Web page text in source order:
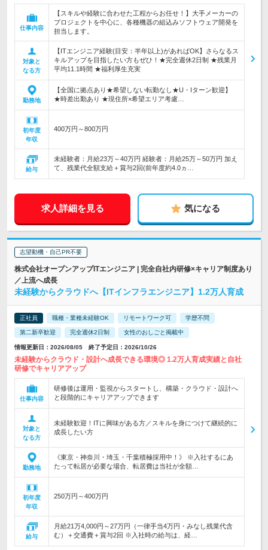
仕事内容
【スキルや経験に合わせた工程からお任せ！】大手メーカーの
プロジェクトを中心に、各種機器の組込みソフトウェア開発を
担当します。
対象と
なる方
【ITエンジニア経験(目安：半年以上)があればOK】さらなるス
キルアップを目指したい方もぜひ！★完全週休2日制 ★残業月
平均11.1時間 ★福利厚生充実
勤務地
【全国に拠点あり★希望しない転勤なし★U・Iターン歓迎】
★時差出勤あり ★現住所×希望エリア考慮…
初年度
年収
400万円～800万円
給与
未経験者：月給23万～40万円 経験者：月給25万～50万円 加え
て、残業代全額支給＋賞与2回(前年度約4.0ヵ…
求人詳細を見る 気になる
志望動機・自己PR不要
株式会社オープンアップITエンジニア | 完全自社内研修×キャリア制度あり
／上流へ成長
未経験からクラウドへ【ITインフラエンジニア】1.2万人育成
正社員 職種・業種未経験OK リモートワーク可 学歴不問
第二新卒歓迎 完全週休2日制 女性のおしごと掲載中
情報更新日：2026/08/05 終了予定日：2026/10/26
未経験からクラウド・設計へ成長できる環境◎ 1.2万人育成実績と自社
研修でキャリアアップ
仕事内容
研修後は運用・監視からスタートし、構築・クラウド・設計へ
と段階的にキャリアアップできます
対象と
なる方
未経験歓迎！ITに興味がある方／スキルを身につけて継続的に
成長したい方
勤務地
《東京・神奈川・埼玉・千葉積極採用中！》 ※入社するにあ
たって転居が必要な場合、転居費は当社が全額…
初年度
年収
250万円～400万円
給与
月給21万4,000円～27万円（一律手当4万円・みなし残業代含
む）＋交通費＋賞与2回 ※入社時の給与は、経…